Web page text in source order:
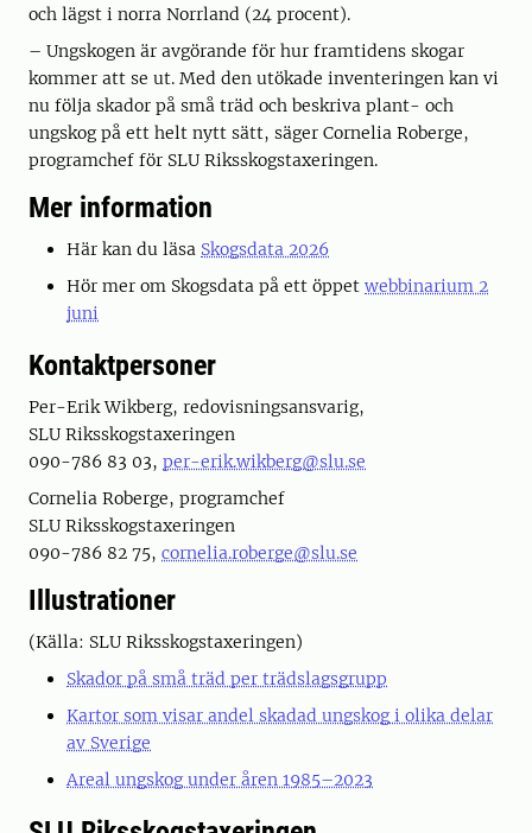
och lägst i norra Norrland (24 procent).
– Ungskogen är avgörande för hur framtidens skogar
kommer att se ut. Med den utökade inventeringen kan vi
nu följa skador på små träd och beskriva plant- och
ungskog på ett helt nytt sätt, säger Cornelia Roberge,
programchef för SLU Riksskogstaxeringen.
Mer information
Här kan du läsa Skogsdata 2026
Hör mer om Skogsdata på ett öppet webbinarium 2
juni
Kontaktpersoner
Per-Erik Wikberg, redovisningsansvarig,
SLU Riksskogstaxeringen
090-786 83 03, per-erik.wikberg@slu.se
Cornelia Roberge, programchef
SLU Riksskogstaxeringen
090-786 82 75, cornelia.roberge@slu.se
Illustrationer
(Källa: SLU Riksskogstaxeringen)
Skador på små träd per trädslagsgrupp
Kartor som visar andel skadad ungskog i olika delar
av Sverige
Areal ungskog under åren 1985–2023